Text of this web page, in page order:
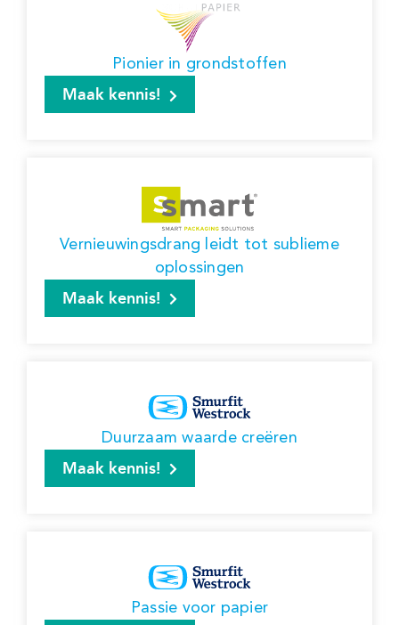
Pionier in grondstoffen
Maak kennis!
Vernieuwingsdrang leidt tot sublieme
oplossingen
Maak kennis!
Duurzaam waarde creëren
Maak kennis!
Passie voor papier